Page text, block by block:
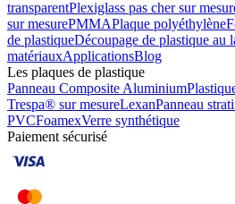
transparentPlexiglass pas cher sur
sur mesurePMMAPlaque polyéthylène
de plastiqueDécoupage de plastique au
matériauxApplicationsBlog
Les plaques de plastique
Panneau Composite Aluminium
Trespa® sur mesureLexanPanneau
PVCFoamexVerre synthétique
Paiement sécurisé